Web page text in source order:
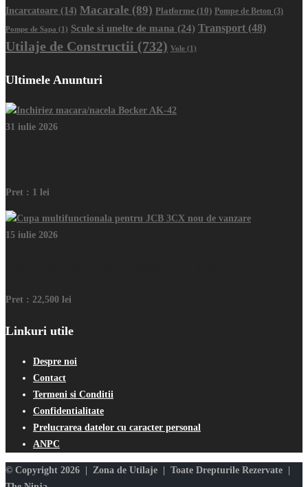
Incarcatoare (14) Macarale (89) Platforme (10) Pompe de Beton (3)
Pompe de Sapa (1) Scule si unelte de mana (24) Transport (48)
Utilaje de Constructii (732) Vole (1)
Ultimele Anunturi
31 iulie 2026
Pret : 1 lei
15 iulie 2026
Pret : 22,500 lei
Linkuri utile
Despre noi
Contact
Termeni si Conditii
Confidentialitate
Prelucrarea datelor cu caracter personal
ANPC
© Copyright 2026 | Zona de Utilaje | Toate Drepturile Rezervate |